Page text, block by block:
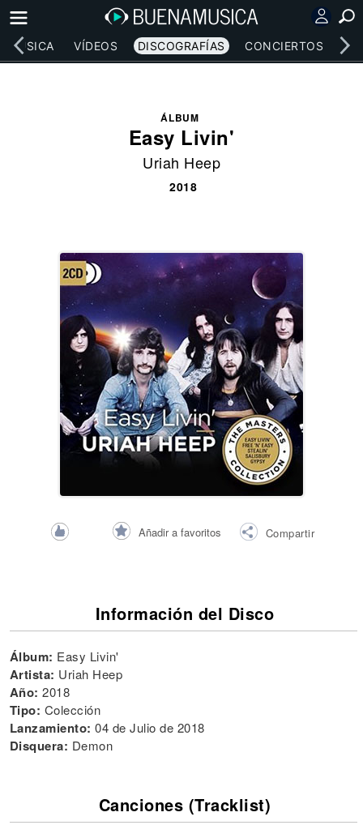
MÚSICA VÍDEOS DISCOGRAFÍAS CONCIERTOS
ÁLBUM
Easy Livin'
Uriah Heep
2018
Añadir a favoritos Compartir
Información del Disco
Álbum: Easy Livin'
Artista: Uriah Heep
Año: 2018
Tipo: Colección
Lanzamiento: 04 de Julio de 2018
Disquera: Demon
Canciones (Tracklist)